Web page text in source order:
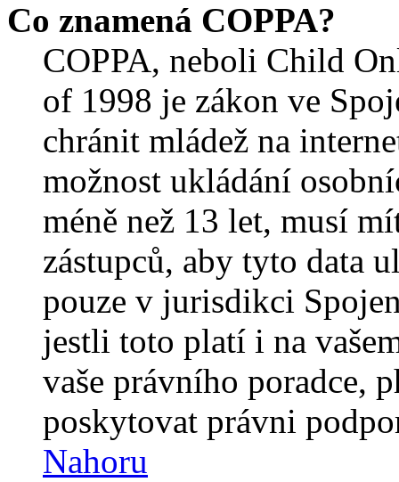
Co znamená COPPA?
COPPA, neboli Child
of 1998 je zákon ve
chránit mládež na
možnost ukládání
méně než 13 let, musí
zástupců, aby tyto data
pouze v jurisdikci
jestli toto platí i na
vaše právního poradce,
poskytovat právni
Nahoru